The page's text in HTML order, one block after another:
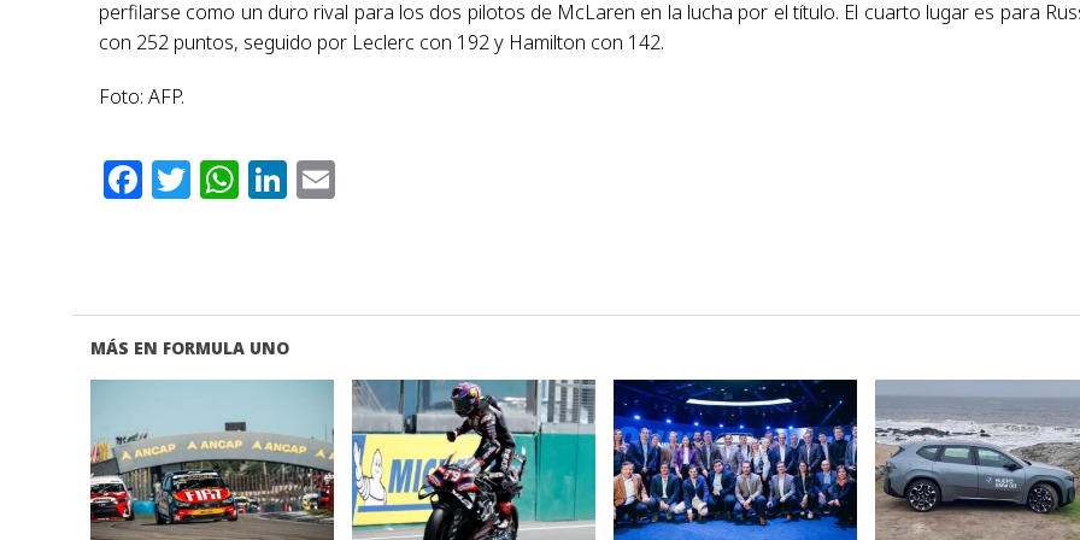
perfilarse como un duro rival para los dos pilotos de McLaren en la lucha por el título. El cuarto lugar es para
con 252 puntos, seguido por Leclerc con 192 y Hamilton con 142.
Foto: AFP.
Facebook
Twitter
WhatsApp
LinkedIn
MÁS EN FORMULA UNO
VER NOTA VER NOTA VER NOTA VER NOTA